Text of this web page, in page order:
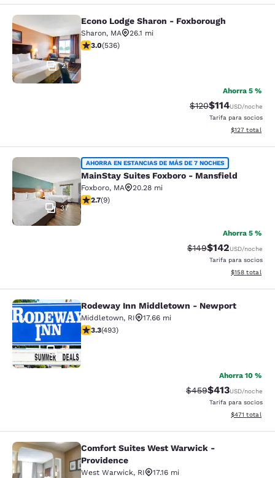
Econo Lodge Sharon - Foxborough
21
Econo Lodge Sharon - Foxborough
Sharon, MA
26.1 mi
calificación de 3.01 estrellas. Feria. 536 reseñas
3.0(536)
Ahorra 5 %
Precio tachado:
$120Precio con
$114USD/noche
Tarifa para socios
Ver detalles
$127 total
MainStay Suites Foxboro -
37
AHORRA EN ESTANCIAS DE MÁS DE 7 NOCHES
MainStay Suites Foxboro - Mansfield
Foxboro, MA
20.28 mi
calificación de 2.67 estrellas. Feria. 9 reseñas
2.7(9)
Ahorra 5 %
Precio tachado:
$149Precio con
$142USD/noche
Tarifa para socios
Ver detalles
$158 total
Rodeway Inn Middletown -
51
Rodeway Inn Middletown - Newport
Middletown, RI
17.66 mi
calificación de 3.26 estrellas. Bueno. 493 reseñas
3.3(493)
Ahorra 10 %
Precio tachado:
$459Precio con
$413USD/noche
Tarifa para socios
Ver detalles
$471 total
Comfort Suites West Warwick -
Comfort Suites West Warwick -
Providence
West Warwick, RI
17.16 mi